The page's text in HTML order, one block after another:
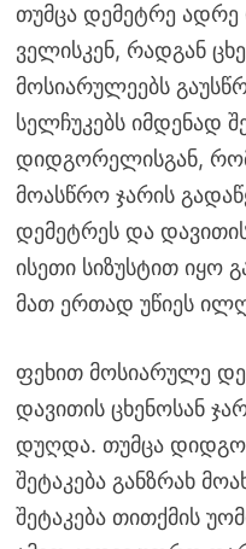
თუმცა დემეტრე
ველისკენ, რადგან
მოსიარულეებს
სელჩუკებს იმდენად
დიდგორელისგან,
მოასწრო ჯარის
დემეტრეს და
ისეთი სიზუსტით იყო
მათ ერთად უწიეს
ფეხით მოსიარულე
დავითის ცხენოსან
დუღდა. თუმცა
შეტაკება განზრახ
შეტაკება თითქმის